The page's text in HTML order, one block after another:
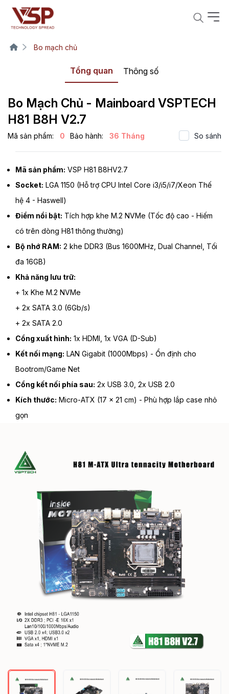
Bo mạch chủ
Tổng quan Thông số
Bo Mạch Chủ - Mainboard VSPTECH
H81 B8H V2.7
Mã sản phẩm: 0 Bảo hành: 36 Tháng So sánh
Mã sản phẩm: VSP H81 B8HV2.7
Socket: LGA 1150 (Hỗ trợ CPU Intel Core i3/i5/i7/Xeon Thế
hệ 4 - Haswell)
Điểm nổi bật: Tích hợp khe M.2 NVMe (Tốc độ cao - Hiếm
có trên dòng H81 thông thường)
Bộ nhớ RAM: 2 khe DDR3 (Bus 1600MHz, Dual Channel, Tối
đa 16GB)
Khả năng lưu trữ:
+ 1x Khe M.2 NVMe
+ 2x SATA 3.0 (6Gb/s)
+ 2x SATA 2.0
Cổng xuất hình: 1x HDMI, 1x VGA (D-Sub)
Kết nối mạng: LAN Gigabit (1000Mbps) - Ổn định cho
Bootrom/Game Net
Cổng kết nối phía sau: 2x USB 3.0, 2x USB 2.0
Kích thước: Micro-ATX (17 x 21 cm) - Phù hợp lắp case nhỏ
gọn